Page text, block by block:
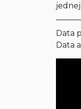
Data
Data